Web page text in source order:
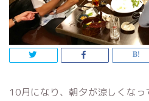
10月になり、朝夕が涼しくなっ